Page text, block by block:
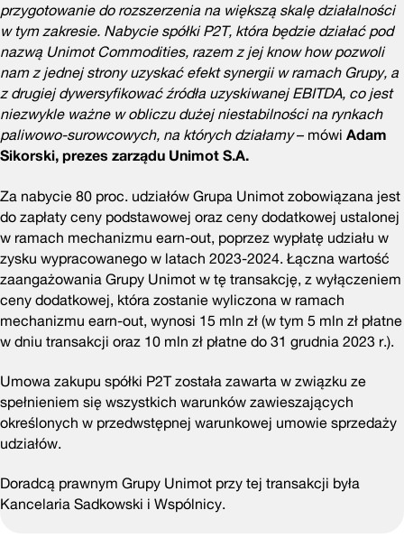
przygotowanie do rozszerzenia na większą skalę działalności
w tym zakresie. Nabycie spółki P2T, która będzie działać pod
nazwą Unimot Commodities, razem z jej know how pozwoli
nam z jednej strony uzyskać efekt synergii w ramach Grupy, a
z drugiej dywersyfikować źródła uzyskiwanej EBITDA, co jest
niezwykle ważne w obliczu dużej niestabilności na rynkach
paliwowo-surowcowych, na których działamy– mówi Adam
Sikorski, prezes zarządu Unimot S.A.
Za nabycie 80 proc. udziałów Grupa Unimot zobowiązana jest
do zapłaty ceny podstawowej oraz ceny dodatkowej ustalonej
w ramach mechanizmu earn-out, poprzez wypłatę udziału w
zysku wypracowanego w latach 2023-2024. Łączna wartość
zaangażowania Grupy Unimot w tę transakcję, z wyłączeniem
ceny dodatkowej, która zostanie wyliczona w ramach
mechanizmu earn-out, wynosi 15 mln zł (w tym 5 mln zł płatne
w dniu transakcji oraz 10 mln zł płatne do 31 grudnia 2023 r.).
Umowa zakupu spółki P2T została zawarta w związku ze
spełnieniem się wszystkich warunków zawieszających
określonych w przedwstępnej warunkowej umowie sprzedaży
udziałów.
Doradcą prawnym Grupy Unimot przy tej transakcji była
Kancelaria Sadkowski i Wspólnicy.